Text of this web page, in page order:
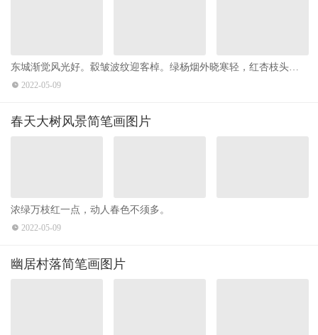
东城渐觉风光好。縠皱波纹迎客棹。绿杨烟外晓寒轻，红杏枝头春
意闹。 ​​​​
2022-05-09
春天大树风景简笔画图片
浓绿万枝红一点，动人春色不须多。
2022-05-09
幽居村落简笔画图片